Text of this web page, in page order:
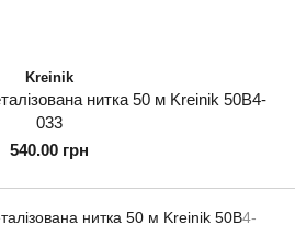
Kreinik
нитка 50 м Kreinik 50B4-
033
540.00 грн